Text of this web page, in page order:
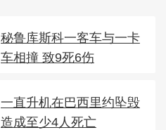
秘鲁库斯科一客车与一卡
车相撞 致9死6伤
一直升机在巴西里约坠毁
造成至少4人死亡